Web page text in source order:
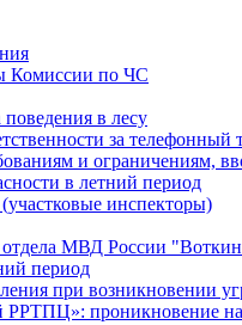
Комиссии по ЧС
в лесу
за телефонный
и
в летний период
инспекторы)
МВД России
период
при возникновении
проникновение на